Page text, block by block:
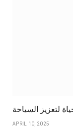
لتعزيز السياحة
APRIL 10, 2025